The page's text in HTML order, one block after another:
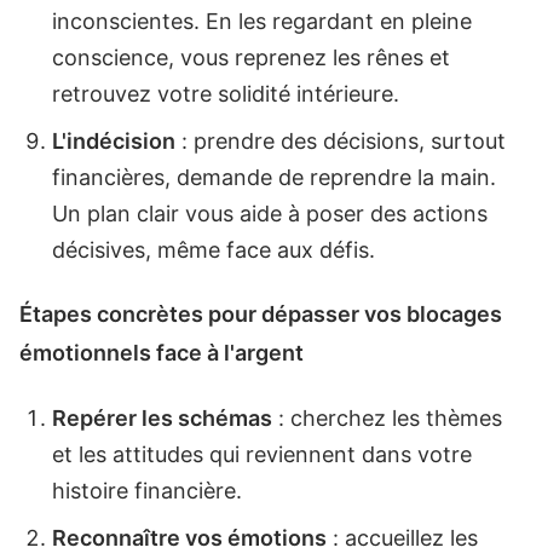
inconscientes. En les regardant en pleine
conscience, vous reprenez les rênes et
retrouvez votre solidité intérieure.
L'indécision : prendre des décisions, surtout
financières, demande de reprendre la main.
Un plan clair vous aide à poser des actions
décisives, même face aux défis.
Étapes concrètes pour dépasser vos blocages
émotionnels face à l'argent
Repérer les schémas : cherchez les thèmes
et les attitudes qui reviennent dans votre
histoire financière.
Reconnaître vos émotions : accueillez les